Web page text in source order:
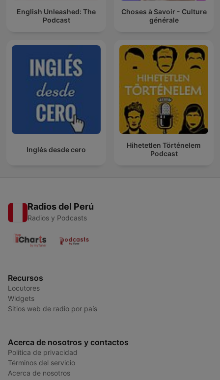
English Unleashed: The
Podcast
Choses à Savoir - Culture
générale
Inglés desde cero
Hihetetlen Történelem
Podcast
Radios del Perú
Radios y Podcasts
Recursos
Locutores
Widgets
Sitios web de radio por país
Acerca de nosotros y contactos
Política de privacidad
Términos del servicio
Acerca de nosotros